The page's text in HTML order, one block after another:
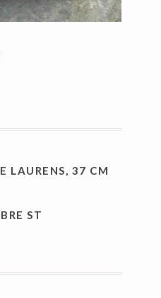
LAURENS, 37 CM
ST